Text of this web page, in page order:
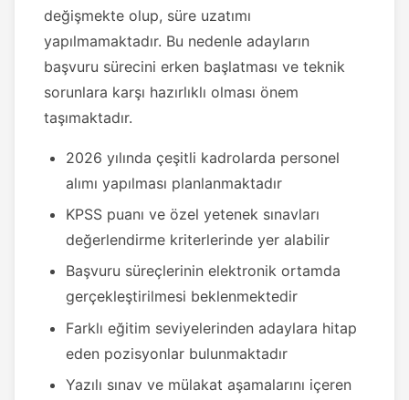
değişmekte olup, süre uzatımı
yapılmamaktadır. Bu nedenle adayların
başvuru sürecini erken başlatması ve teknik
sorunlara karşı hazırlıklı olması önem
taşımaktadır.
2026 yılında çeşitli kadrolarda personel
alımı yapılması planlanmaktadır
KPSS puanı ve özel yetenek sınavları
değerlendirme kriterlerinde yer alabilir
Başvuru süreçlerinin elektronik ortamda
gerçekleştirilmesi beklenmektedir
Farklı eğitim seviyelerinden adaylara hitap
eden pozisyonlar bulunmaktadır
Yazılı sınav ve mülakat aşamalarını içeren